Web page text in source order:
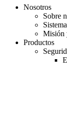
Nosotros
Sobre
Misión
Productos